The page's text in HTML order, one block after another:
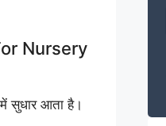
Nursery
सुधार आता है।